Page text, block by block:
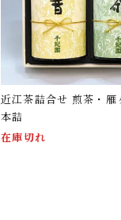
近江茶詰合せ 煎茶・雁
本詰
在庫切れ